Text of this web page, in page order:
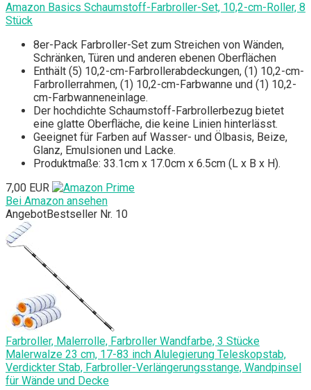
Amazon Basics Schaumstoff-Farbroller-Set, 10,2-cm-Roller, 8
Stück
8er-Pack Farbroller-Set zum Streichen von Wänden,
Schränken, Türen und anderen ebenen Oberflächen
Enthält (5) 10,2-cm-Farbrollerabdeckungen, (1) 10,2-cm-
Farbrollerrahmen, (1) 10,2-cm-Farbwanne und (1) 10,2-
cm-Farbwanneneinlage.
Der hochdichte Schaumstoff-Farbrollerbezug bietet
eine glatte Oberfläche, die keine Linien hinterlässt.
Geeignet für Farben auf Wasser- und Ölbasis, Beize,
Glanz, Emulsionen und Lacke.
Produktmaße: 33.1cm x 17.0cm x 6.5cm (L x B x H).
7,00 EUR
Bei Amazon ansehen
AngebotBestseller Nr. 10
Farbroller, Malerrolle, Farbroller Wandfarbe, 3 Stücke
Malerwalze 23 cm, 17-83 inch Alulegierung Teleskopstab,
Verdickter Stab, Farbroller-Verlängerungsstange, Wandpinsel
für Wände und Decke